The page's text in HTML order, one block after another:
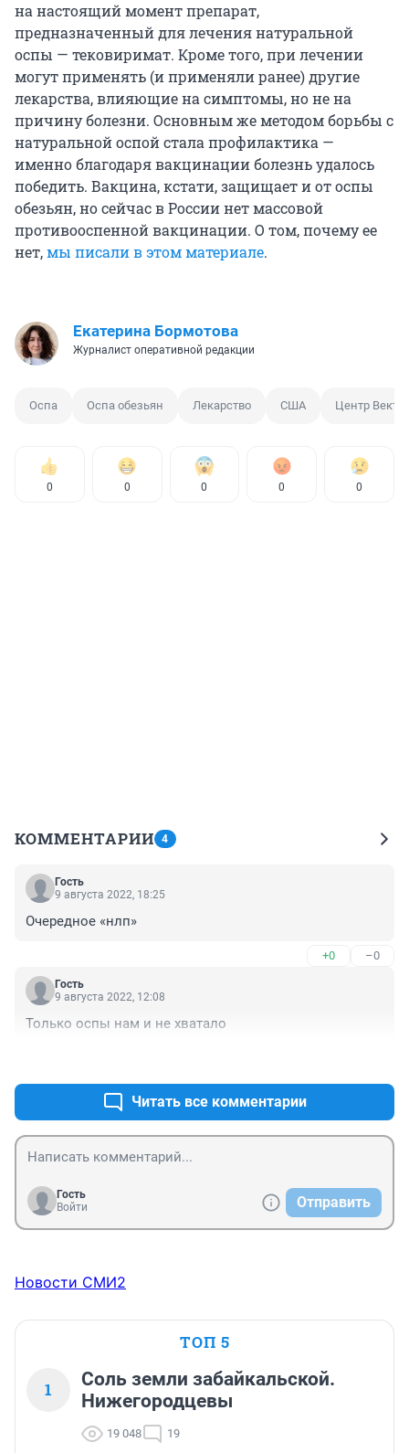
на настоящий момент препарат,
предназначенный для лечения натуральной
оспы — тековиримат. Кроме того, при лечении
могут применять (и применяли ранее) другие
лекарства, влияющие на симптомы, но не на
причину болезни. Основным же методом борьбы с
натуральной оспой стала профилактика —
именно благодаря вакцинации болезнь удалось
победить. Вакцина, кстати, защищает и от оспы
обезьян, но сейчас в России нет массовой
противооспенной вакцинации. О том, почему ее
нет,мы писали в этом материале.
Екатерина Бормотова
Журналист оперативной редакции
Оспа Оспа обезьян Лекарство США Центр
0 0 0 0 0
КОММЕНТАРИИ 4
Гость
9 августа 2022, 18:25
Очередное «нлп»
+0 –0
Гость
9 августа 2022, 12:08
Только оспы нам и не хватало
Читать все комментарии
Гость
Войти
Отправить
Новости СМИ2
ТОП 5
1
Соль земли забайкальской.
Нижегородцевы
19 048 19